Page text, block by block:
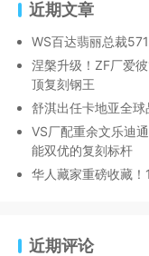
近期文章
WS百达翡丽总裁
涅槃升级！ZF厂爱
顶复刻钢王
舒淇出任卡地亚全
VS厂配重余文乐迪
能双优的复刻标杆
华人藏家重磅收藏
近期评论